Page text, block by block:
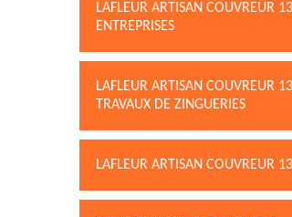
LAFLEUR ARTISAN COUVREUR
ENTREPRISES
LAFLEUR ARTISAN COUVREUR
TRAVAUX DE ZINGUERIES
LAFLEUR ARTISAN COUVREUR